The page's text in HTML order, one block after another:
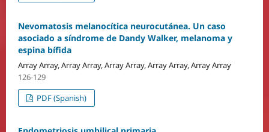
Nevomatosis melanocítica neurocutánea. Un caso
asociado a síndrome de Dandy Walker, melanoma y
espina bífida
Array Array, Array Array, Array Array, Array Array, Array Array
126-129
PDF (Spanish)